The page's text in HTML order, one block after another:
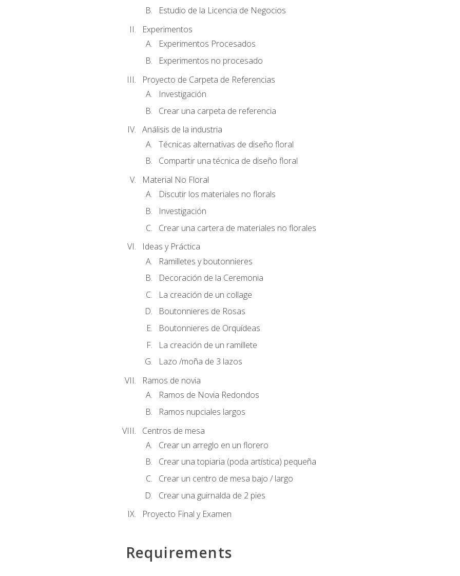
Estudio de la Licencia de Negocios
Experimentos
Experimentos Procesados
Experimentos no procesado
Proyecto de Carpeta de Referencias
Investigación
Crear una carpeta de referencia
Análisis de la industria
Técnicas alternativas de diseño floral
Compartir una técnica de diseño floral
Material No Floral
Discutir los materiales no florals
Investigación
Crear una cartera de materiales no florales
Ideas y Práctica
Ramilletes y boutonnieres
Decoración de la Ceremonia
La creación de un collage
Boutonnieres de Rosas
Boutonnieres de Orquídeas
La creación de un ramillete
Lazo /moña de 3 lazos
Ramos de novia
Ramos de Novia Redondos
Ramos nupciales largos
Centros de mesa
Crear un arreglo en un florero
Crear una topiaria (poda artística) pequeña
Crear un centro de mesa bajo / largo
Crear una guirnalda de 2 pies
Proyecto Final y Examen
Requirements